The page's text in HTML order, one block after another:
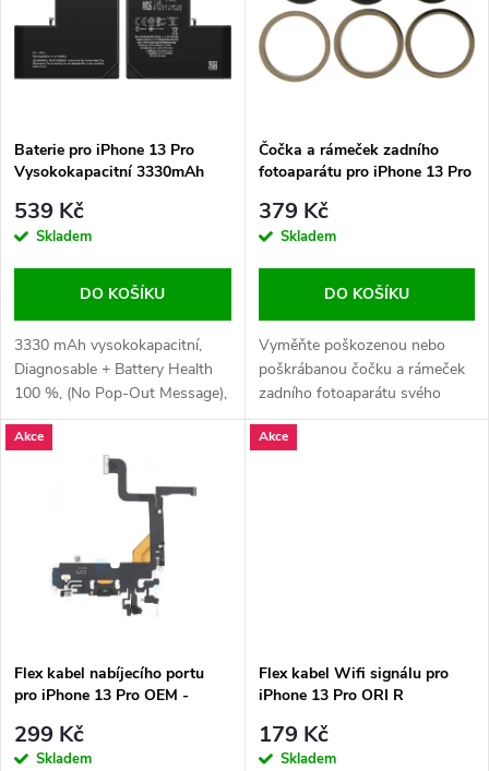
n
p
r
o
d
u
k
Abecedně
p
i
s
p
r
d
u
k
Baterie pro iPhone 13 Pro
Vysokokapacitní 3330mAh
539 Kč
Skladem
DO KOŠÍKU
3330 mAh vysokokapacitní,
Diagnosable + Battery Health
100 %, (No Pop-Out Message),
včetně lepení, pro iPhone 13
Pro
Čočka a rámeček zadního
fotoaparátu pro iPhone 13 Pro
jedné sadě
379 Kč
Skladem
DO KOŠÍKU
Vyměňte poškozenou nebo
poškrábanou čočku a rámeček
zadního fotoaparátu svého
iPhonu 13 Pro nebo 13 Pro
Max. Zajistěte čistý obraz a
Akce
Flex kabel nabíjecího portu
pro iPhone 13 Pro OEM -
299 Kč
Skladem
Akce
Flex kabel Wifi signálu pro
iPhone 13 Pro ORI R
179 Kč
Skladem